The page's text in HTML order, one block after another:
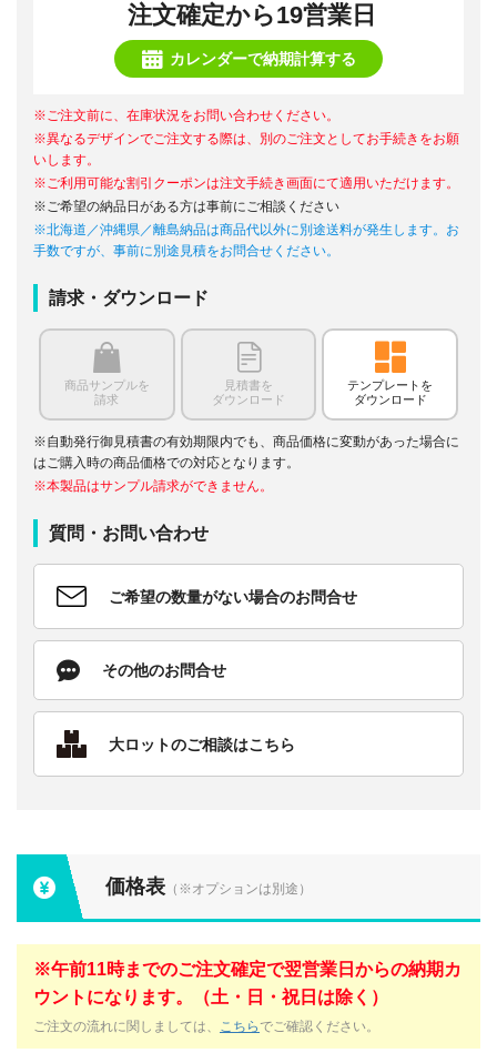
注文確定から19営業日
カレンダーで納期計算する
※ご注文前に、在庫状況をお問い合わせください。
※異なるデザインでご注文する際は、別のご注文としてお手続きをお願
いします。
※ご利用可能な割引クーポンは注文手続き画面にて適用いただけます。
※ご希望の納品日がある方は事前にご相談ください
※北海道／沖縄県／離島納品は商品代以外に別途送料が発生します。お
手数ですが、事前に別途見積をお問合せください。
請求・ダウンロード
商品サンプルを
請求
見積書を
ダウンロード
テンプレートを
ダウンロード
※自動発行御見積書の有効期限内でも、商品価格に変動があった場合に
はご購入時の商品価格での対応となります。
※本製品はサンプル請求ができません。
質問・お問い合わせ
ご希望の数量がない場合のお問合せ
その他のお問合せ
大ロットのご相談はこちら
価格表 （※オプションは別途）
※午前11時までのご注文確定で翌営業日からの納期カ
ウントになります。（土・日・祝日は除く）
ご注文の流れに関しましては、 こちら でご確認ください。